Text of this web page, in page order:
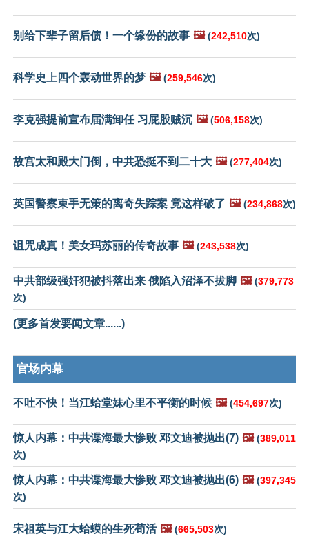
别给下辈子留后债！一个缘份的故事 🖼️ (242,510次)
科学史上四个轰动世界的梦 🖼️ (259,546次)
李克强提前宣布届满卸任 习屁股贼沉 🖼️ (506,158次)
故宫太和殿大门倒，中共恐挺不到二十大 🖼️ (277,404次)
英国警察束手无策的离奇失踪案 竟这样破了 🖼️ (234,868次)
诅咒成真！美女玛苏丽的传奇故事 🖼️ (243,538次)
中共部级强奸犯被抖落出来 俄陷入沼泽不拔脚 🖼️ (379,773
次)
(更多首发要闻文章......)
官场内幕
不吐不快！当江蛤堂妹心里不平衡的时候 🖼️ (454,697次)
惊人内幕：中共谍海最大惨败 邓文迪被抛出(7) 🖼️ (389,011
次)
惊人内幕：中共谍海最大惨败 邓文迪被抛出(6) 🖼️ (397,345
次)
宋祖英与江大蛤蟆的生死苟活 🖼️ (665,503次)